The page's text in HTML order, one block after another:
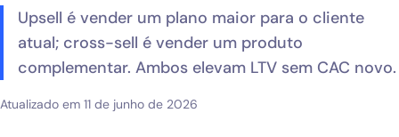
Nossos Apps
Ponti Indica
Loja
Upsell é vender um plano maior para o cliente
atual; cross-sell é vender um produto
complementar. Ambos elevam LTV sem CAC novo.
Atualizado em 11 de junho de 2026